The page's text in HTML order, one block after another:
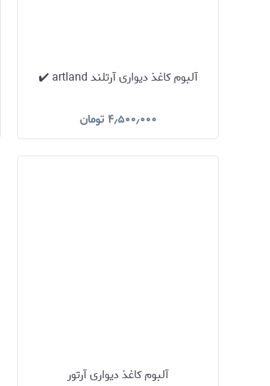
آلبوم کاغذ دیواری آرتلند artland ✔️
۴٫۵۰۰٫۰۰۰ تومان
آلبوم کاغذ دیواری آرتور